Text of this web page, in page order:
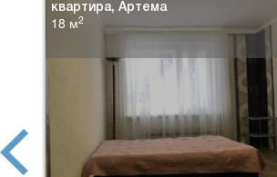
квартира, Артема
18 м2
prev